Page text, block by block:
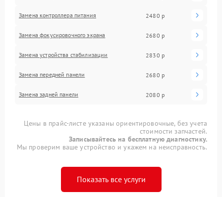
Замена контроллера питания 2480 р
Замена фокусировочного экрана 2680 р
Замена устройства стабилизации 2830 р
Замена передней панели 2680 р
Замена задней панели 2080 р
Цены в прайс-листе указаны ориентировочные, без учета
стоимости запчастей.
Записывайтесь на бесплатную диагностику.
Мы проверим ваше устройство и укажем на неисправность.
Показать все услуги